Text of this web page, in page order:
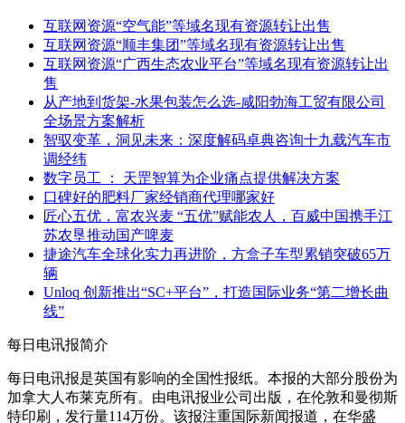
互联网资源“空气能”等域名现有资源转让出售
互联网资源“顺丰集团”等域名现有资源转让出售
互联网资源“广西生态农业平台”等域名现有资源转让出
售
从产地到货架-水果包装怎么选-咸阳勃海工贸有限公司
全场景方案解析
智驭变革，洞见未来：深度解码卓典咨询十九载汽车市
调经纬
数字员工 ： 天罡智算为企业痛点提供解决方案
口碑好的肥料厂家经销商代理哪家好
匠心五优，富农兴麦 “五优”赋能农人，百威中国携手江
苏农垦推动国产啤麦
捷途汽车全球化实力再进阶，方盒子车型累销突破65万
辆
Unloq 创新推出“SC+平台”，打造国际业务“第二增长曲
线”
每日电讯报简介
每日电讯报是英国有影响的全国性报纸。本报的大部分股份为
加拿大人布莱克所有。由电讯报业公司出版，在伦敦和曼彻斯
特印刷，发行量114万份。该报注重国际新闻报道，在华盛